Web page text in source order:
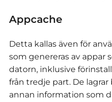
Appcache
Detta kallas även för
som genereras av appar
datorn, inklusive
från tredje part. De
annan information som